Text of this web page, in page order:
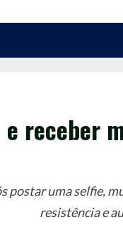
receber
uma selfie,
resistência e